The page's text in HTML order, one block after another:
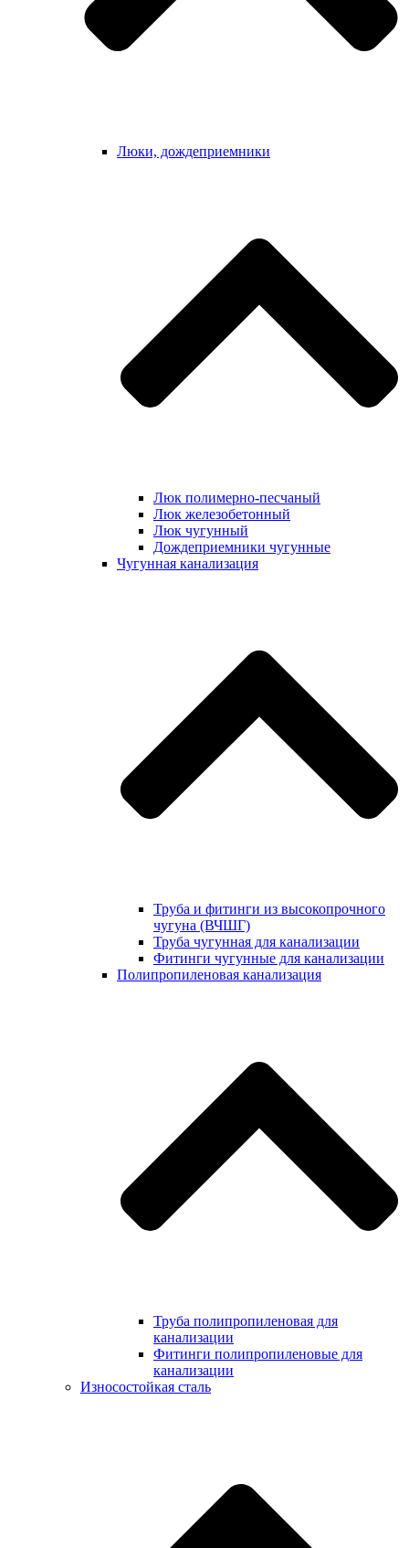
Люки, дождеприемники
Люк полимерно-песчаный
Люк железобетонный
Люк чугунный
Дождеприемники чугунные
Чугунная канализация
Труба и фитинги из высокопрочного
чугуна (ВЧШГ)
Труба чугунная для канализации
Фитинги чугунные для канализации
Полипропиленовая канализация
Труба полипропиленовая для
канализации
Фитинги полипропиленовые для
канализации
Износостойкая сталь